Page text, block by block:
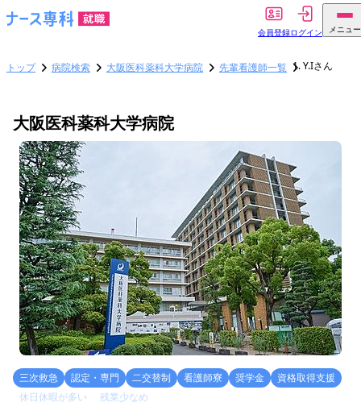
会員登録ログイン メニュー
トップ 病院検索 大阪医科薬科大学病院 先輩看護師一覧 Y.Iさん
大阪医科薬科大学病院
三次救急 認定・専門 二交替制 看護師寮 奨学金
資格取得支援
休日休暇が多い
残業少なめ